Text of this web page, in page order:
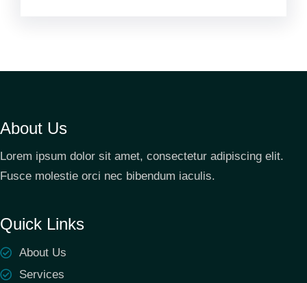
About Us
Lorem ipsum dolor sit amet, consectetur adipiscing elit.
Fusce molestie orci nec bibendum iaculis.
Quick Links
About Us
Services